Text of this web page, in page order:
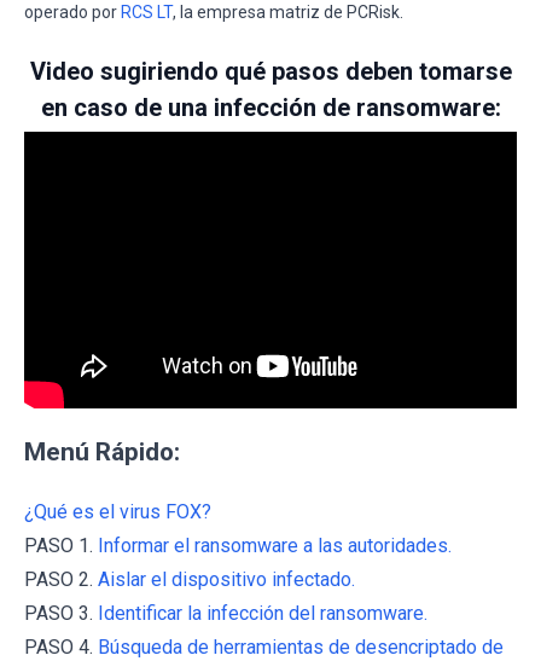
operado por RCS LT, la empresa matriz de PCRisk.
Video sugiriendo qué pasos deben tomarse
en caso de una infección de ransomware:
Menú Rápido:
¿Qué es el virus FOX?
PASO 1. Informar el ransomware a las autoridades.
PASO 2. Aislar el dispositivo infectado.
PASO 3. Identificar la infección del ransomware.
PASO 4. Búsqueda de herramientas de desencriptado de